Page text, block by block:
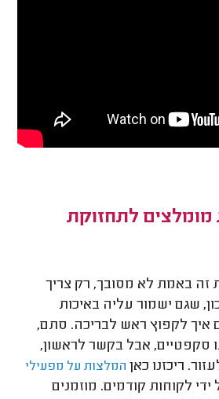
מומלצים לתחזוקת
זה באמת לא מסובך, רק צריך
שגם ישמור עליה באיכות
איך לקפוץ ראש לבריכה. סתם,
סקפטיים, אבל בקשר לראשון,
ריכזנו כאן המלצות על מפעילי
ידי לקוחות קודמים. מוזמנים